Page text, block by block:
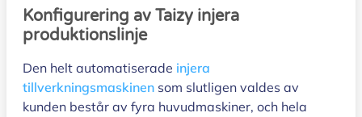
Konfigurering av Taizy injera
produktionslinje
Den helt automatiserade injera
tillverkningsmaskinen som slutligen valdes av
kunden består av fyra huvudmaskiner, och hela